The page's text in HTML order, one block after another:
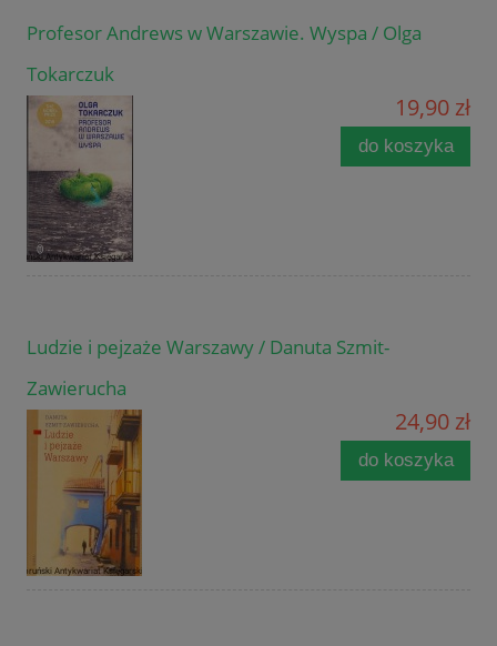
Profesor Andrews w Warszawie. Wyspa / Olga
Tokarczuk
19,90 zł
do koszyka
Ludzie i pejzaże Warszawy / Danuta Szmit-
Zawierucha
24,90 zł
do koszyka